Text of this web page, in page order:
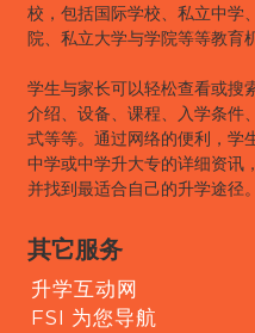
校，包括国际学校、私立中学
院、私立大学与学院等等教育
学生与家长可以轻松查看或搜
介绍、设备、课程、入学条件
式等等。通过网络的便利，学
中学或中学升大专的详细资讯
并找到最适合自己的升学途径。
其它服务
升学互动网
FSI 为您导航